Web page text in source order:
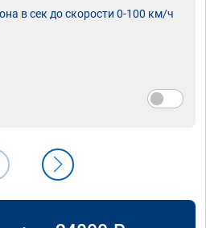
в сек до скорости 0-100 км/ч